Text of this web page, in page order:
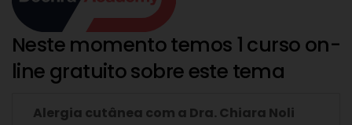
Neste momento temos 1 curso on-
line gratuito sobre este tema
Alergia cutânea com a Dra. Chiara Noli